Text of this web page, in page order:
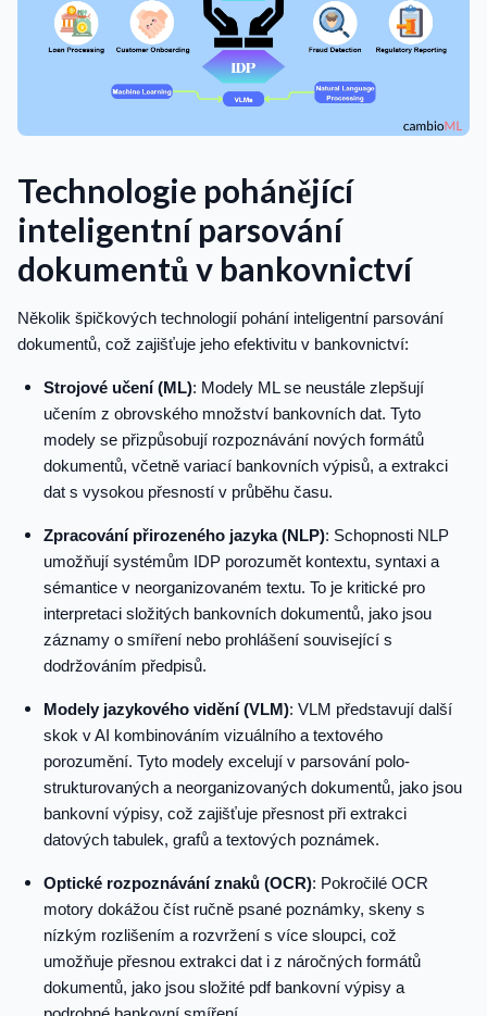
Technologie pohánějící
inteligentní parsování
dokumentů v bankovnictví
Několik špičkových technologií pohání inteligentní parsování
dokumentů, což zajišťuje jeho efektivitu v bankovnictví:
Strojové učení (ML): Modely ML se neustále zlepšují
učením z obrovského množství bankovních dat. Tyto
modely se přizpůsobují rozpoznávání nových formátů
dokumentů, včetně variací bankovních výpisů, a extrakci
dat s vysokou přesností v průběhu času.
Zpracování přirozeného jazyka (NLP): Schopnosti NLP
umožňují systémům IDP porozumět kontextu, syntaxi a
sémantice v neorganizovaném textu. To je kritické pro
interpretaci složitých bankovních dokumentů, jako jsou
záznamy o smíření nebo prohlášení související s
dodržováním předpisů.
Modely jazykového vidění (VLM): VLM představují další
skok v AI kombinováním vizuálního a textového
porozumění. Tyto modely excelují v parsování polo-
strukturovaných a neorganizovaných dokumentů, jako jsou
bankovní výpisy, což zajišťuje přesnost při extrakci
datových tabulek, grafů a textových poznámek.
Optické rozpoznávání znaků (OCR): Pokročilé OCR
motory dokážou číst ručně psané poznámky, skeny s
nízkým rozlišením a rozvržení s více sloupci, což
umožňuje přesnou extrakci dat i z náročných formátů
dokumentů, jako jsou složité pdf bankovní výpisy a